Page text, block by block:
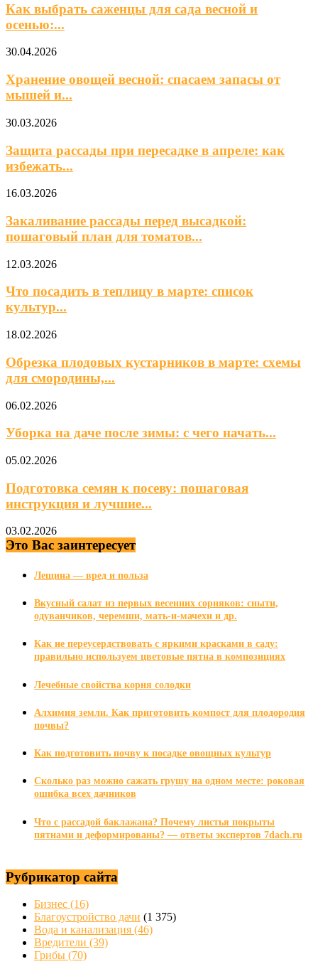
Как выбрать саженцы для сада весной и
осенью:...
30.04.2026
Хранение овощей весной: спасаем запасы от
мышей и...
30.03.2026
Защита рассады при пересадке в апреле: как
избежать...
16.03.2026
Закаливание рассады перед высадкой:
пошаговый план для томатов...
12.03.2026
Что посадить в теплицу в марте: список
культур...
18.02.2026
Обрезка плодовых кустарников в марте: схемы
для смородины,...
06.02.2026
Уборка на даче после зимы: с чего начать...
05.02.2026
Подготовка семян к посеву: пошаговая
инструкция и лучшие...
03.02.2026
Это Вас заинтересует
Лещина — вред и польза
Вкусный салат из первых весенних сорняков: сныти,
одуванчиков, черемши, мать-и-мачехи и др.
Как не переусердствовать с яркими красками в саду:
правильно используем цветовые пятна в композициях
Лечебные свойства корня солодки
Алхимия земли. Как приготовить компост для плодородия
почвы?
Как подготовить почву к посадке овощных культур
Сколько раз можно сажать грушу на одном месте: роковая
ошибка всех дачников
Что с рассадой баклажана? Почему листья покрыты
пятнами и деформированы? — ответы экспертов 7dach.ru
Рубрикатор сайта
Бизнес (16)
Благоустройство дачи (1 375)
Вода и канализация (46)
Вредители (39)
Грибы (70)